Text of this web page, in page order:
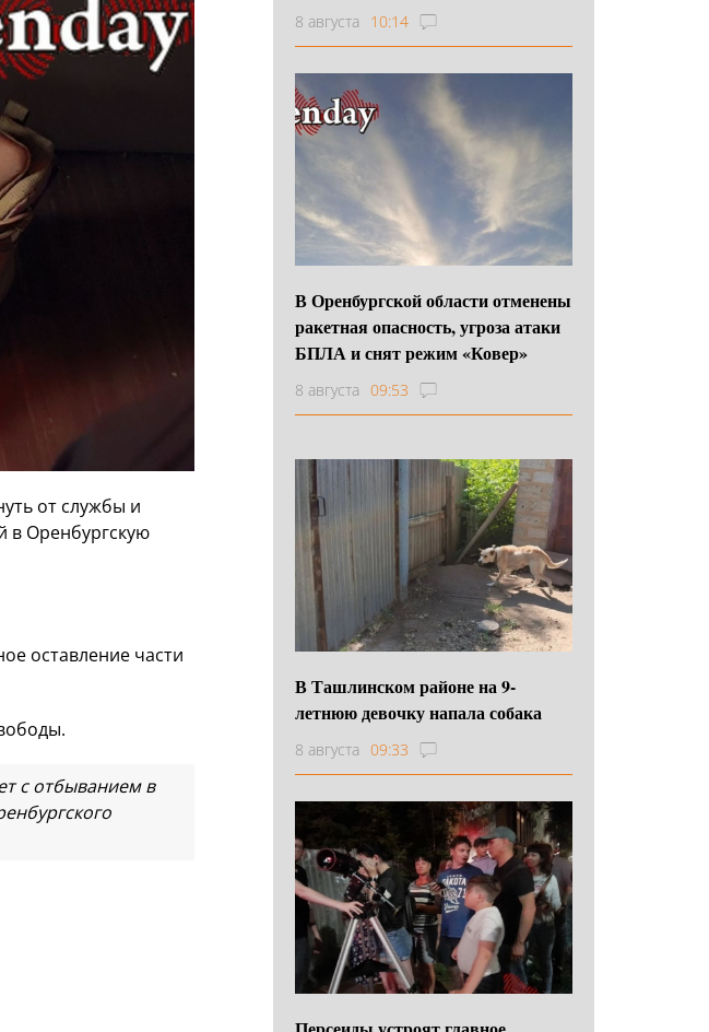
от службы и
в Оренбургскую
оставление части
с отбыванием в
8 августа 10:14
В Оренбургской области отменены
ракетная опасность, угроза атаки
БПЛА и снят режим «Ковер»
8 августа 09:53
В Ташлинском районе на 9-
летнюю девочку напала собака
8 августа 09:33